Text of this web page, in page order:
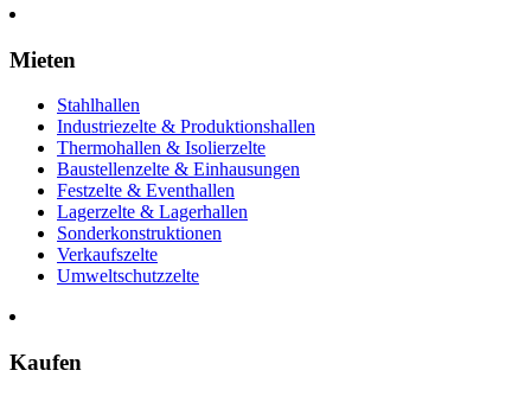
Mieten
Stahlhallen
Industriezelte & Produktionshallen
Thermohallen & Isolierzelte
Baustellenzelte & Einhausungen
Festzelte & Eventhallen
Lagerzelte & Lagerhallen
Sonderkonstruktionen
Verkaufszelte
Umweltschutzzelte
Kaufen